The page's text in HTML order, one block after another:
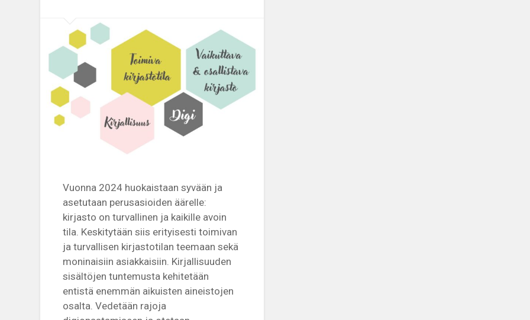
Vuonna 2024 huokaistaan syvään ja
asetutaan perusasioiden äärelle:
kirjasto on turvallinen ja kaikille avoin
tila. Keskitytään siis erityisesti toimivan
ja turvallisen kirjastotilan teemaan sekä
moninaisiin asiakkaisiin. Kirjallisuuden
sisältöjen tuntemusta kehitetään
entistä enemmän aikuisten aineistojen
osalta. Vedetään rajoja